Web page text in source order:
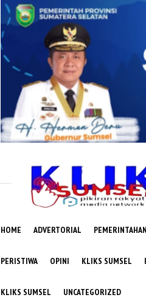
HOME ADVERTORIAL PEMERINTAHAN
PERISTIWA OPINI KLIKS SUMSEL
KLIKS SUMSEL UNCATEGORIZED